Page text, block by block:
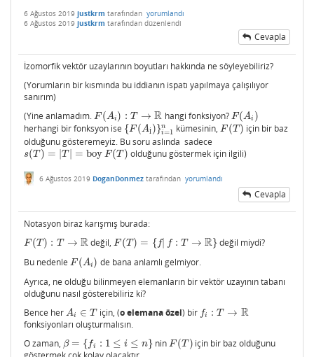
6 Ağustos 2019 justkrm tarafından yorumlandı
6 Ağustos 2019 justkrm tarafından düzenlendi
Cevapla
İzomorfik vektör uzaylarının boyutları hakkında ne söyleyebiliriz?
(Yorumların bir kısmında bu iddianın ispatı yapılmaya çalışılıyor
sanırım)
(Yine anlamadım. F (Ai ) : T → R
F(Ai):T→ R hangi fonksiyon? F (Ai )
F(Ai)
herhangi bir fonksyon ise {F (Aİ )}n
i=1
{F(Aİ)}i=1n kümesinin, F (T)
F(T)
için bir baz
olduğunu gösteremeyiz. Bu soru aslında sadece
s(T ) = |T| = boy F (T)
s(T)=| T| =boyF( T) olduğunu göstermek için ilgili)
6 Ağustos 2019 DoganDonmez tarafından yorumlandı
Cevapla
Notasyon biraz karışmış burada:
F (T ) : T → R
F(T):T→ R değil, F (T ) = { f| f : T → R}
F(T)={f |f: T→R }
değil miydi?
Bu nedenle F (Ai )
F(Ai)
de bana anlamlı gelmiyor.
Ayrıca, ne olduğu bilinmeyen elemanların bir vektör uzayının tabanı
olduğunu nasıl gösterebiliriz ki?
Bence her Ai ∈ T
Ai∈ T için, (o elemana özel) bir fi : T → R
f: T→R
fonksiyonları oluşturmalısın.
O zaman, β = { fi : 1 ≤ i ≤ n}
β={f :1 ≤i ≤n } ninF(T)
F(T)
için bir baz olduğunu